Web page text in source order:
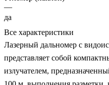
—
да
Все характеристики
Лазерный дальномер с
представляет собой
излучателем,